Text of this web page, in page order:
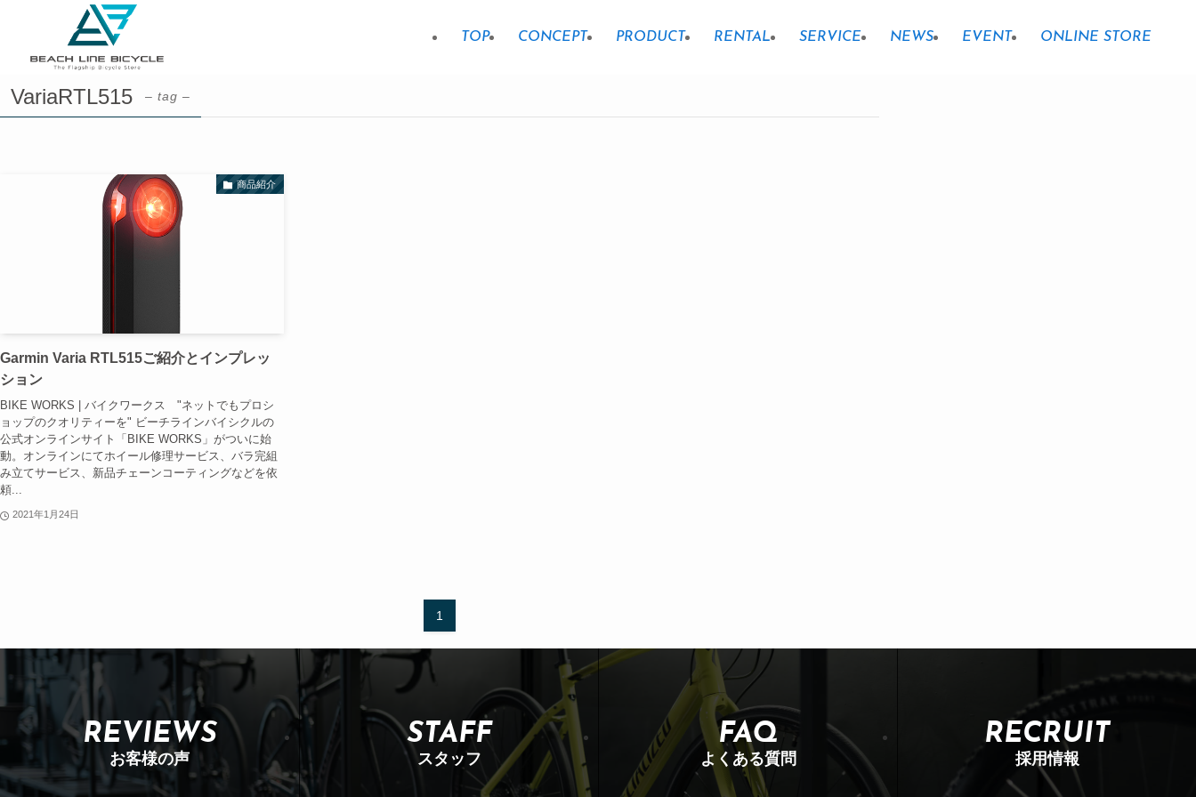
TOP CONCEPT PRODUCT RENTAL SERVICE NEWS EVENT ONLINE STORE
VariaRTL515 – tag –
商品紹介
Garmin Varia RTL515ご紹介とインプレッ
ション
BIKE WORKS | バイクワークス "ネットでもプロシ
ョップのクオリティーを" ビーチラインバイシクルの
公式オンラインサイト「BIKE WORKS」がついに始
動。オンラインにてホイール修理サービス、バラ完組
み立てサービス、新品チェーンコーティングなどを依
頼...
2021年1月24日
1
REVIEWS
お客様の声
STAFF
スタッフ
FAQ
よくある質問
RECRUIT
採用情報